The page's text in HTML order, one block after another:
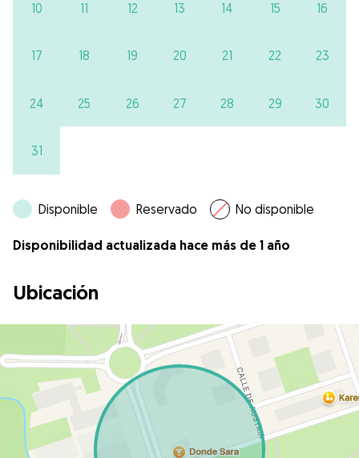
10 11 12 13 14 15 16
17 18 19 20 21 22 23
24 25 26 27 28 29 30
31
Disponible Reservado No disponible
Disponibilidad actualizada hace más de 1 año
Ubicación